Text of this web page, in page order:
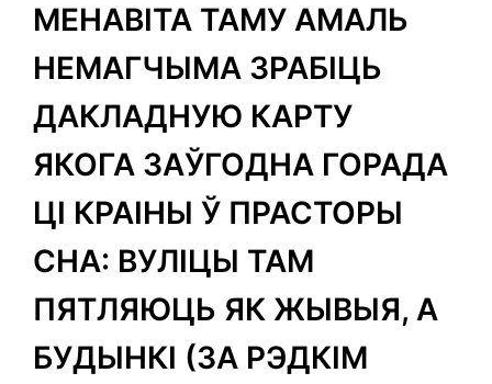
МЕНАВІТА ТАМУ АМАЛЬ
НЕМАГЧЫМА ЗРАБІЦЬ
ДАКЛАДНУЮ КАРТУ
ЯКОГА ЗАЎГОДНА ГОРАДА
ЦІ КРАІНЫ Ў ПРАСТОРЫ
СНА: ВУЛІЦЫ ТАМ
ПЯТЛЯЮЦЬ ЯК ЖЫВЫЯ, А
БУДЫНКІ (ЗА РЭДКІМ